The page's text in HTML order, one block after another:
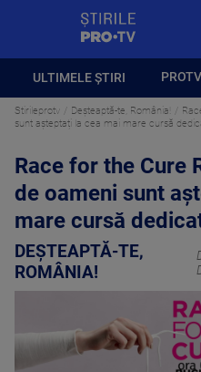
ULTIMELE ȘTIRI
Stirileprotv Deșteaptă-te, România!
sunt așteptați la cea mai mare cursă
Race for the Cure
de oameni sunt
mare cursă
DEȘTEAPTĂ-TE,
ROMÂNIA!